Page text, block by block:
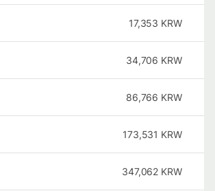
17,353 KRW
34,706 KRW
86,766 KRW
173,531 KRW
347,062 KRW